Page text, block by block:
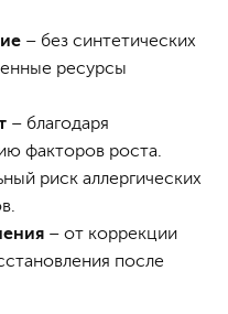
– без синтетических
ресурсы
– благодаря
факторов роста.
риск аллергических
– от коррекции
после